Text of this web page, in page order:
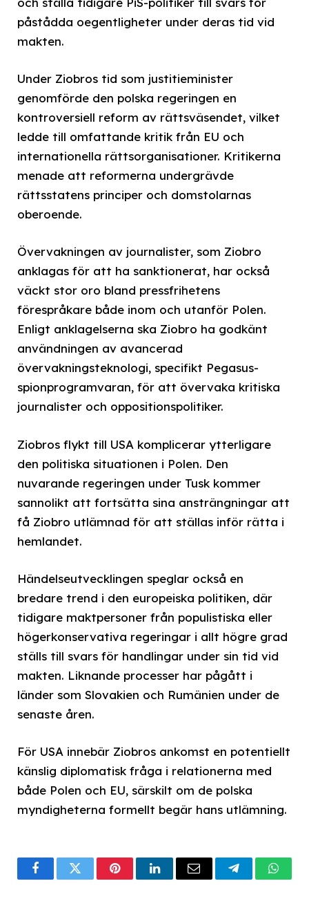
påstådda oegentligheter under deras tid vid
makten.
Under Ziobros tid som justitieminister
genomförde den polska regeringen en
kontroversiell reform av rättsväsendet, vilket
ledde till omfattande kritik från EU och
internationella rättsorganisationer. Kritikerna
menade att reformerna undergrävde
rättsstatens principer och domstolarnas
oberoende.
Övervakningen av journalister, som Ziobro
anklagas för att ha sanktionerat, har också
väckt stor oro bland pressfrihetens
förespråkare både inom och utanför Polen.
Enligt anklagelserna ska Ziobro ha godkänt
användningen av avancerad
övervakningsteknologi, specifikt Pegasus-
spionprogramvaran, för att övervaka kritiska
journalister och oppositionspolitiker.
Ziobros flykt till USA komplicerar ytterligare
den politiska situationen i Polen. Den
nuvarande regeringen under Tusk kommer
sannolikt att fortsätta sina ansträngningar att
få Ziobro utlämnad för att ställas inför rätta i
hemlandet.
Händelseutvecklingen speglar också en
bredare trend i den europeiska politiken, där
tidigare maktpersoner från populistiska eller
högerkonservativa regeringar i allt högre grad
ställs till svars för handlingar under sin tid vid
makten. Liknande processer har pågått i
länder som Slovakien och Rumänien under de
senaste åren.
För USA innebär Ziobros ankomst en potentiellt
känslig diplomatisk fråga i relationerna med
både Polen och EU, särskilt om de polska
myndigheterna formellt begär hans utlämning.
FacebookTwitterPinterestLinkedInEmail Telegram